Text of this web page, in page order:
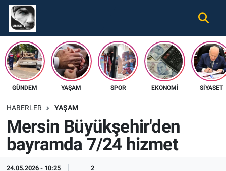
GÜNDEM YAŞAM SPOR EKONOMI SIYASET
HABERLER YAŞAM
Mersin Büyükşehir'den
bayramda 7/24 hizmet
24.05.2026 - 10:25 2
Gündem
Ekonomi
Spor
Tüm Haberler
İletişim
Nöbetçi Eczaneler
Hava Durumu
Namaz Vakitleri
Süper Lig Puan Durumu ve Fikstür
Tüm Manşetler